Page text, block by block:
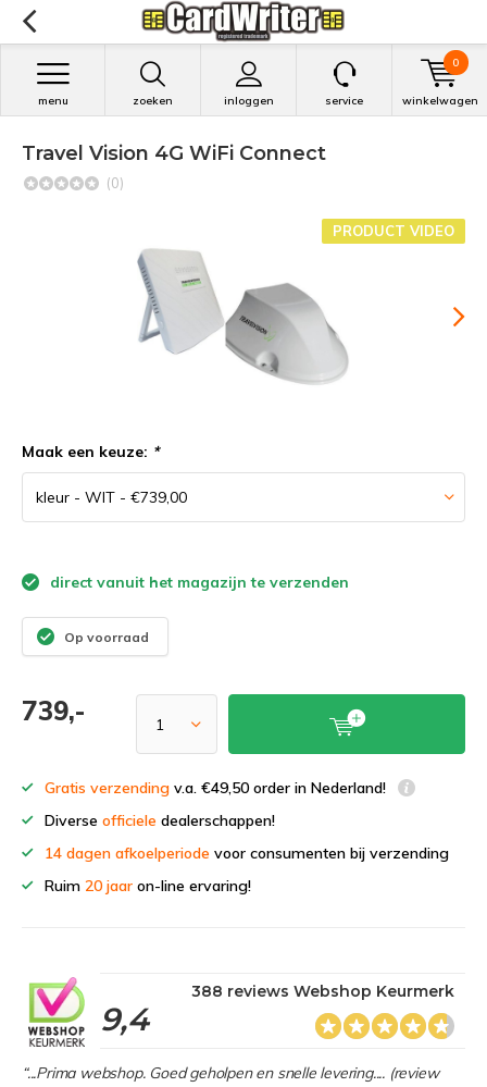
zoeken inloggen
menu service winkelwagen
0
Travel Vision 4G WiFi Connect
(0)
PRODUCT VIDEO
Maak een keuze: *
direct vanuit het magazijn te verzenden
Op voorraad
739,-
Gratis verzending v.a. €49,50 order in Nederland!
Diverse officiele dealerschappen!
14 dagen afkoelperiode voor consumenten bij verzending
Ruim 20 jaar on-line ervaring!
9,4
388 reviews Webshop Keurmerk
“...Prima webshop. Goed geholpen en snelle levering.... (review